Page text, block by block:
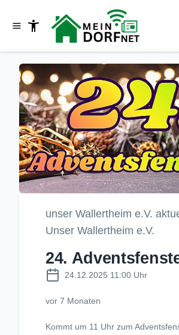
unser Wallertheim e.V.
Unser Wallertheim e.V.
24.
24.12.2025 11:00 Uhr
vor 7 Monaten
Kommt um 11 Uhr zum